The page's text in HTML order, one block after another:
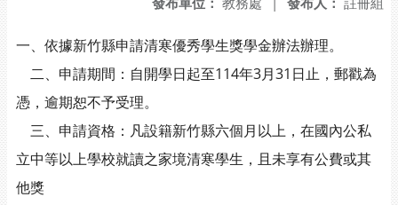
一、依據新竹縣申請清寒優秀學生獎學金辦法辦理。
二、申請期間：自開學日起至114年3月31日止，郵戳為
憑，逾期恕不予受理。
三、申請資格：凡設籍新竹縣六個月以上，在國內公私
立中等以上學校就讀之家境清寒學生，且未享有公費或其
他獎